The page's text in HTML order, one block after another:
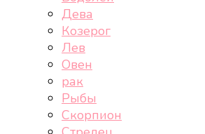
Дева
Козерог
Лев
Овен
рак
Рыбы
Скорпион